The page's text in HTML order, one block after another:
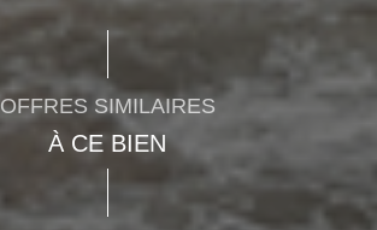
OFFRES SIMILAIRES
À CE BIEN